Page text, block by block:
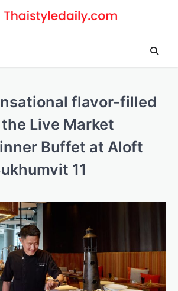
flavor-filled
Live Market
Buffet at Aloft
11